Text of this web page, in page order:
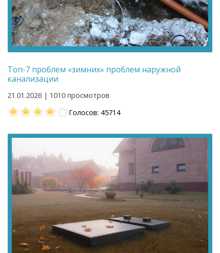
Топ-7 проблем «зимних» проблем наружной
канализации
21.01.2026 | 1010 просмотров
Голосов: 45714